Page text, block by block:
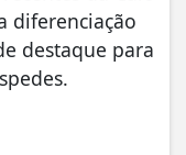
diferenciação
destaque para